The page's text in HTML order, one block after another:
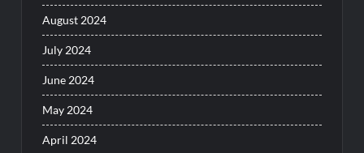
August 2024
July 2024
June 2024
May 2024
April 2024